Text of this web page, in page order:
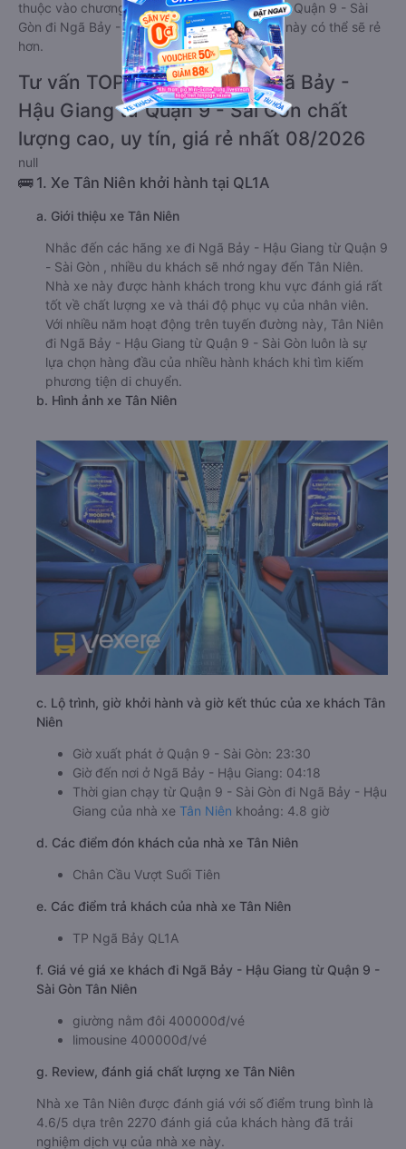
thuộc vào chương trình khuyến mãi, giá vé Xe Quận 9 - Sài
Gòn đi Ngã Bảy - Hậu Giang giường nằm đôi này có thể sẽ rẻ
hơn.
Tư vấn TOP 2 xe khách đi Ngã Bảy -
Hậu Giang từ Quận 9 - Sài Gòn chất
lượng cao, uy tín, giá rẻ nhất 08/2026
null
🚌 1. Xe Tân Niên khởi hành tại QL1A
a. Giới thiệu xe Tân Niên
Nhắc đến các hãng xe đi Ngã Bảy - Hậu Giang từ Quận 9
- Sài Gòn , nhiều du khách sẽ nhớ ngay đến Tân Niên.
Nhà xe này được hành khách trong khu vực đánh giá rất
tốt về chất lượng xe và thái độ phục vụ của nhân viên.
Với nhiều năm hoạt động trên tuyến đường này, Tân Niên
đi Ngã Bảy - Hậu Giang từ Quận 9 - Sài Gòn luôn là sự
lựa chọn hàng đầu của nhiều hành khách khi tìm kiếm
phương tiện di chuyển.
b. Hình ảnh xe Tân Niên
c. Lộ trình, giờ khởi hành và giờ kết thúc của xe khách Tân
Niên
Giờ xuất phát ở Quận 9 - Sài Gòn: 23:30
Giờ đến nơi ở Ngã Bảy - Hậu Giang: 04:18
Thời gian chạy từ Quận 9 - Sài Gòn đi Ngã Bảy - Hậu
Giang của nhà xe Tân Niên khoảng: 4.8 giờ
d. Các điểm đón khách của nhà xe Tân Niên
Chân Cầu Vượt Suối Tiên
e. Các điểm trả khách của nhà xe Tân Niên
TP Ngã Bảy QL1A
f. Giá vé giá xe khách đi Ngã Bảy - Hậu Giang từ Quận 9 -
Sài Gòn Tân Niên
giường nằm đôi 400000đ/vé
limousine 400000đ/vé
g. Review, đánh giá chất lượng xe Tân Niên
Nhà xe Tân Niên được đánh giá với số điểm trung bình là
4.6/5 dựa trên 2270 đánh giá của khách hàng đã trải
nghiệm dịch vụ của nhà xe này.